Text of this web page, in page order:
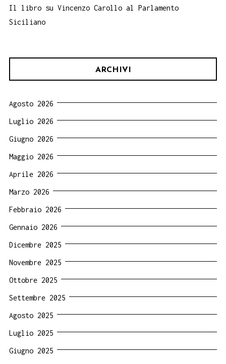
Il libro su Vincenzo Carollo al Parlamento
Siciliano
ARCHIVI
Agosto 2026
Luglio 2026
Giugno 2026
Maggio 2026
Aprile 2026
Marzo 2026
Febbraio 2026
Gennaio 2026
Dicembre 2025
Novembre 2025
Ottobre 2025
Settembre 2025
Agosto 2025
Luglio 2025
Giugno 2025